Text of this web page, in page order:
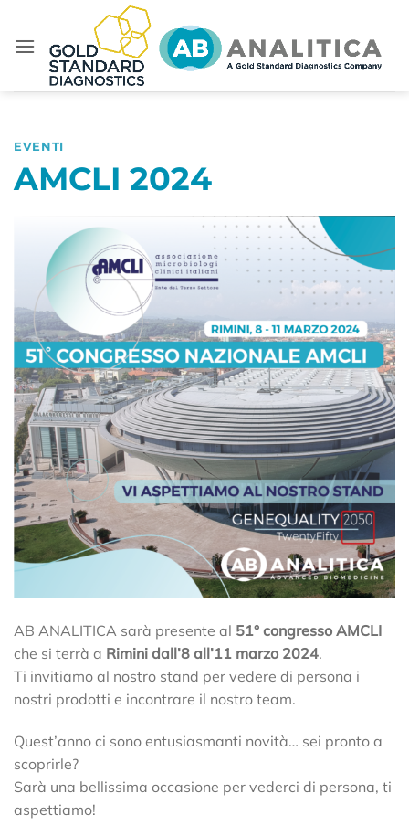
contenuti
EVENTI
AMCLI 2024
AB ANALITICA sarà presente al 51° congresso AMCLI
che si terrà a Rimini dall’8 all’11 marzo 2024.
Ti invitiamo al nostro stand per vedere di persona i
nostri prodotti e incontrare il nostro team.
Quest’anno ci sono entusiasmanti novità… sei pronto a
scoprirle?
Sarà una bellissima occasione per vederci di persona, ti
aspettiamo!